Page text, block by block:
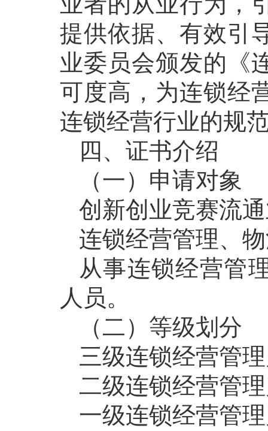
提供依据、有效引
业委员会颁发的《
可度高，为连锁经
连锁经营行业的规
四、证书介绍
（一）申请对象
创新创业竞赛流
连锁经营管理、
从事连锁经营管
人员。
（二）等级划分
三级连锁经营管
二级连锁经营管
一级连锁经营管